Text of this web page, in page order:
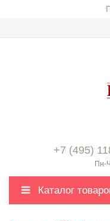
+7 (495)
Пн-
Каталог